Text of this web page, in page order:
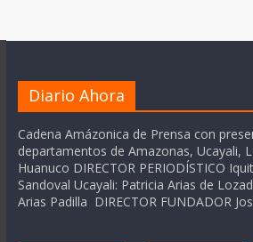
Diario Ahora
Cadena Amázonica de Prensa con
departamentos de Amazonas, Ucayali,
Huanuco DIRECTOR PERIODÍSTICO
Sandoval Ucayali: Patricia Arias de
Arias Padilla DIRECTOR FUNDADOR